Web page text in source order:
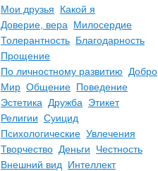
Мои друзья
Какой я
Доверие, вера
Милосердие
Толерантность Благодарность
Прощение
По личностному развитию
Добро
Мир Общение Поведение
Эстетика
Дружба
Этикет
Религии Суицид
Психологические Увлечения
Творчество Деньги
Честность
Внешний вид
Интеллект